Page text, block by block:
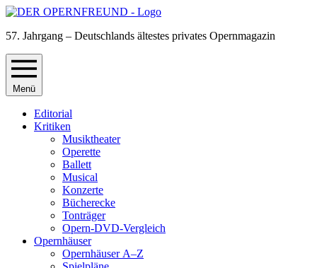
57. Jahrgang – Deutschlands ältestes privates Opernmagazin
Menü
Editorial
Kritiken
Musiktheater
Operette
Ballett
Musical
Konzerte
Bücherecke
Tonträger
Opern-DVD-Vergleich
Opernhäuser
Opernhäuser A–Z